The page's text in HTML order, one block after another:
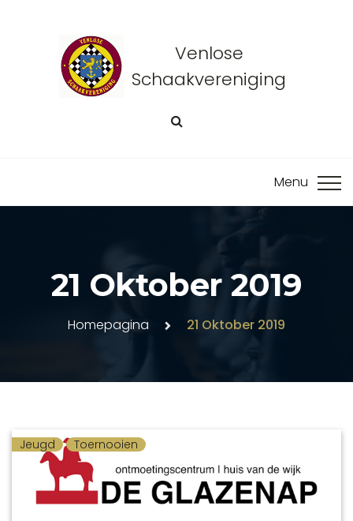
Venlose
Schaakvereniging
21 Oktober 2019
Homepagina 21 Oktober 2019
Jeugd Toernooien